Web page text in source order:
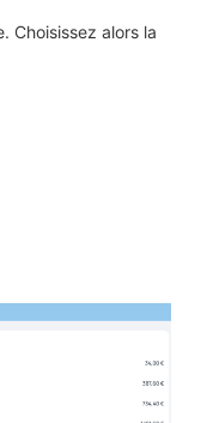
Choisissez alors la